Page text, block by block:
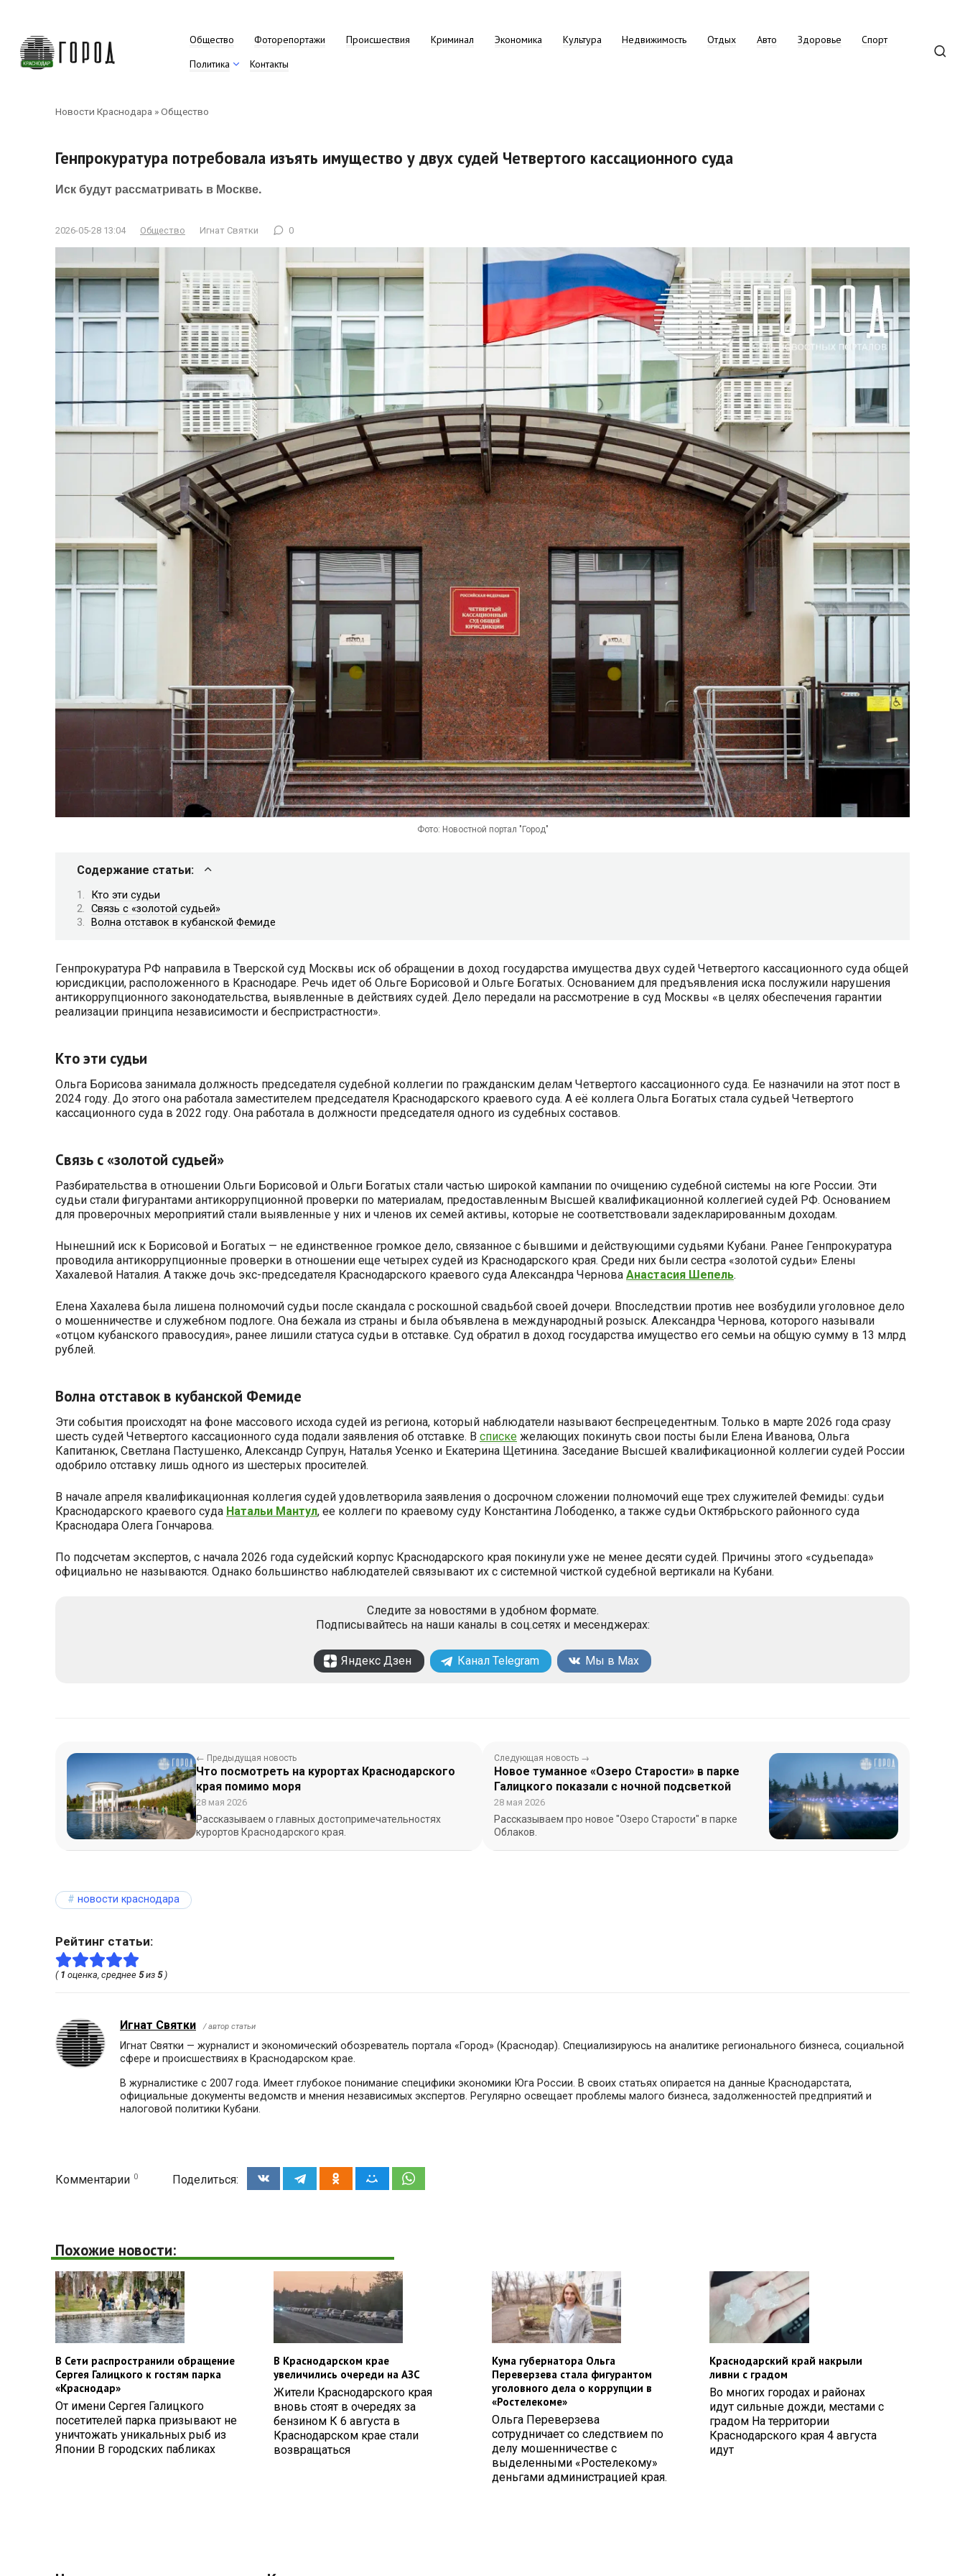
контенту
Общество Фоторепортажи Происшествия Криминал Экономика Культура Недвижимость Отдых Авто Здоровье
Спорт
Политика
Контакты
Новости Краснодара »Общество
Генпрокуратура потребовала изъять имущество у двух судей Четвертого кассационного суда
Иск будут рассматривать в Москве.
2026-05-28 13:04 Общество Игнат Святки 0
Фото: Новостной портал "Город"
Содержание статьи:
Кто эти судьи
Связь с «золотой судьей»
Волна отставок в кубанской Фемиде
Генпрокуратура РФ направила в Тверской суд Москвы иск об обращении в доход государства имущества двух судей Четвертого кассационного суда общей
юрисдикции, расположенного в Краснодаре. Речь идет об Ольге Борисовой и Ольге Богатых. Основанием для предъявления иска послужили нарушения
антикоррупционного законодательства, выявленные в действиях судей. Дело передали на рассмотрение в суд Москвы «в целях обеспечения гарантии
реализации принципа независимости и беспристрастности».
Кто эти судьи
Ольга Борисова занимала должность председателя судебной коллегии по гражданским делам Четвертого кассационного суда. Ее назначили на этот пост в
2024 году. До этого она работала заместителем председателя Краснодарского краевого суда. А её коллега Ольга Богатых стала судьей Четвертого
кассационного суда в 2022 году. Она работала в должности председателя одного из судебных составов.
Связь с «золотой судьей»
Разбирательства в отношении Ольги Борисовой и Ольги Богатых стали частью широкой кампании по очищению судебной системы на юге России. Эти
судьи стали фигурантами антикоррупционной проверки по материалам, предоставленным Высшей квалификационной коллегией судей РФ. Основанием
для проверочных мероприятий стали выявленные у них и членов их семей активы, которые не соответствовали задекларированным доходам.
Нынешний иск к Борисовой и Богатых — не единственное громкое дело, связанное с бывшими и действующими судьями Кубани. Ранее Генпрокуратура
проводила антикоррупционные проверки в отношении еще четырех судей из Краснодарского края. Среди них были сестра «золотой судьи» Елены
Хахалевой Наталия. А также дочь экс-председателя Краснодарского краевого суда Александра Чернова Анастасия Шепель.
Елена Хахалева была лишена полномочий судьи после скандала с роскошной свадьбой своей дочери. Впоследствии против нее возбудили уголовное дело
о мошенничестве и служебном подлоге. Она бежала из страны и была объявлена в международный розыск. Александра Чернова, которого называли
«отцом кубанского правосудия», ранее лишили статуса судьи в отставке. Суд обратил в доход государства имущество его семьи на общую сумму в 13 млрд
рублей.
Волна отставок в кубанской Фемиде
Эти события происходят на фоне массового исхода судей из региона, который наблюдатели называют беспрецедентным. Только в марте 2026 года сразу
шесть судей Четвертого кассационного суда подали заявления об отставке. В списке желающих покинуть свои посты были Елена Иванова, Ольга
Капитанюк, Светлана Пастушенко, Александр Супрун, Наталья Усенко и Екатерина Щетинина. Заседание Высшей квалификационной коллегии судей России
одобрило отставку лишь одного из шестерых просителей.
В начале апреля квалификационная коллегия судей удовлетворила заявления о досрочном сложении полномочий еще трех служителей Фемиды: судьи
Краснодарского краевого суда Натальи Мантул, ее коллеги по краевому суду Константина Лободенко, а также судьи Октябрьского районного суда
Краснодара Олега Гончарова.
По подсчетам экспертов, с начала 2026 года судейский корпус Краснодарского края покинули уже не менее десяти судей. Причины этого «судьепада»
официально не называются. Однако большинство наблюдателей связывают их с системной чисткой судебной вертикали на Кубани.
Следите за новостями в удобном формате.
Подписывайтесь на наши каналы в соц.сетях и месенджерах:
Яндекс Дзен Канал Telegram Мы в Max
← Предыдущая новость
Что посмотреть на курортах Краснодарского
края помимо моря
28 мая 2026
Рассказываем о главных достопримечательностях
курортов Краснодарского края.
Следующая новость →
Новое туманное «Озеро Старости» в парке
Галицкого показали с ночной подсветкой
28 мая 2026
Рассказываем про новое "Озеро Старости" в парке
Облаков.
новости краснодара
Рейтинг статьи:
( 1 оценка, среднее 5из 5)
Игнат Святки / автор статьи
Игнат Святки — журналист и экономический обозреватель портала «Город» (Краснодар). Специализируюсь на аналитике регионального бизнеса, социальной
сфере и происшествиях в Краснодарском крае.
В журналистике с 2007 года. Имеет глубокое понимание специфики экономики Юга России. В своих статьях опирается на данные Краснодарстата,
официальные документы ведомств и мнения независимых экспертов. Регулярно освещает проблемы малого бизнеса, задолженностей предприятий и
налоговой политики Кубани.
Комментарии 0 Поделиться:
Похожие новости:
В Сети распространили обращение
Сергея Галицкого к гостям парка
«Краснодар»
От имени Сергея Галицкого
посетителей парка призывают не
уничтожать уникальных рыб из
Японии В городских пабликах
В Краснодарском крае
увеличились очереди на АЗС
Жители Краснодарского края
вновь стоят в очередях за
бензином К 6 августа в
Краснодарском крае стали
возвращаться
Кума губернатора Ольга
Переверзева стала фигурантом
уголовного дела о коррупции в
«Ростелекоме»
Ольга Переверзева
сотрудничает со следствием по
делу мошенничестве с
выделенными «Ростелекому»
деньгами администрацией края.
Краснодарский край накрыли
ливни с градом
Во многих городах и районах
идут сильные дожди, местами с
градом На территории
Краснодарского края 4 августа
идут